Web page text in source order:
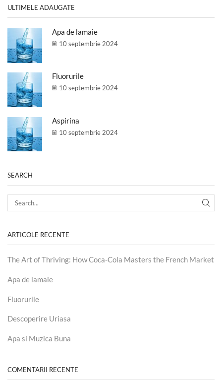
ULTIMELE ADAUGATE
Apa de lamaie
10 septembrie 2024
Fluorurile
10 septembrie 2024
Aspirina
10 septembrie 2024
SEARCH
ARTICOLE RECENTE
The Art of Thriving: How Coca-Cola Masters the French Market
Apa de lamaie
Fluorurile
Descoperire Uriasa
Apa si Muzica Buna
COMENTARII RECENTE